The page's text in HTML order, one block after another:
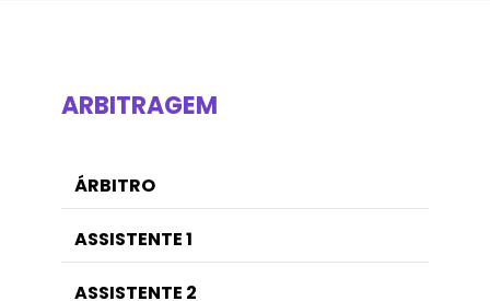
ARBITRAGEM
ÁRBITRO
ASSISTENTE 1
ASSISTENTE 2